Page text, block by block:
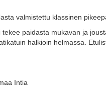
valmistettu klassinen
paidasta mukavan ja
halkioin helmassa.
Intia